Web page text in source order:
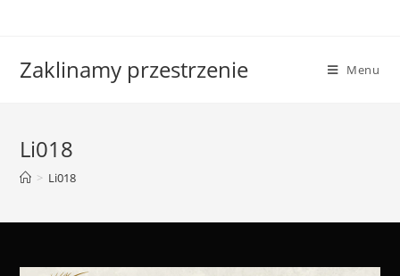
Zaklinamy przestrzenie Menu
Li018
> Li018